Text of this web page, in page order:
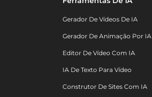
Gerador De Vídeos De IA
Gerador De Animação Por IA
Editor De Vídeo Com IA
IA De Texto Para Vídeo
Construtor De Sites Com IA